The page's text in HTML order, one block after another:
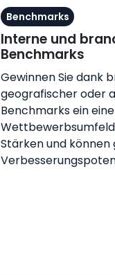
Benchmarks
Interne und
Benchmarks
Gewinnen Sie dank
geografischer oder
Benchmarks ein
Stärken und können